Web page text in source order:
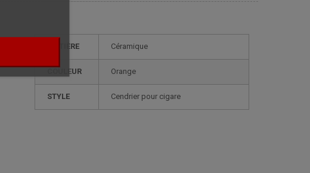
MATIÈRE Céramique
COULEUR Orange
STYLE cendrier pour cigare